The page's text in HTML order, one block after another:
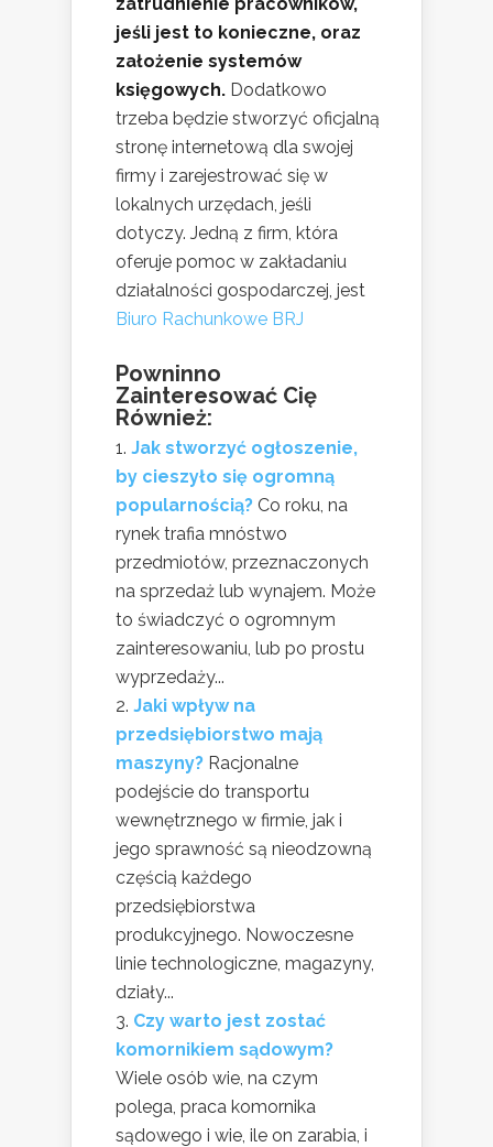
jeśli jest to konieczne, oraz
założenie systemów
księgowych. Dodatkowo
trzeba będzie stworzyć oficjalną
stronę internetową dla swojej
firmy i zarejestrować się w
lokalnych urzędach, jeśli
dotyczy. Jedną z firm, która
oferuje pomoc w zakładaniu
działalności gospodarczej, jest
Biuro Rachunkowe BRJ
Powninno
Zainteresować Cię
Również:
Jak stworzyć ogłoszenie,
by cieszyło się ogromną
popularnością? Co roku, na
rynek trafia mnóstwo
przedmiotów, przeznaczonych
na sprzedaż lub wynajem. Może
to świadczyć o ogromnym
zainteresowaniu, lub po prostu
wyprzedaży...
Jaki wpływ na
przedsiębiorstwo mają
maszyny? Racjonalne
podejście do transportu
wewnętrznego w firmie, jak i
jego sprawność są nieodzowną
częścią każdego
przedsiębiorstwa
produkcyjnego. Nowoczesne
linie technologiczne, magazyny,
działy...
Czy warto jest zostać
komornikiem sądowym?
Wiele osób wie, na czym
polega, praca komornika
sądowego i wie, ile on zarabia, i